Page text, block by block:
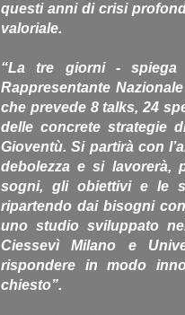
questi anni di crisi
valoriale.
“La tre giorni - spiega
Rappresentante
che prevede 8 talks, 24
delle concrete strategie
Gioventù. Si partirà con
debolezza e si lavorerà,
sogni, gli obiettivi e le
ripartendo dai bisogni
uno studio sviluppato
Ciessevì Milano e
rispondere in modo
chiesto”.